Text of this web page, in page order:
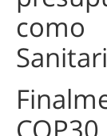
como